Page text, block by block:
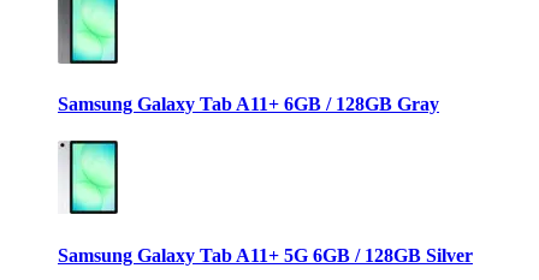
Samsung Galaxy Tab A11+ 6GB / 128GB Gray
Samsung Galaxy Tab A11+ 5G 6GB / 128GB Silver